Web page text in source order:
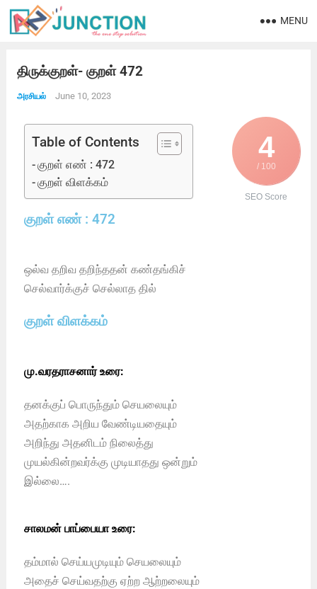
MENU
திருக்குறள்- குறள் 472
அரசியல் June 10, 2023
4
/ 100
SEO Score
Table of Contents
குறள் எண் : 472
குறள் விளக்கம்
குறள் எண் : 472
ஒல்வ தறிவ தறிந்ததன் கண்தங்கிச்
செல்வார்க்குச் செல்லாத தில்
குறள் விளக்கம்
மு.வரதராசனார் உரை:
தனக்குப் பொருந்தும் செயலையும்
அதற்காக அறிய வேண்டியதையும்
அறிந்து அதனிடம் நிலைத்து
முயல்கின்றவர்க்கு முடியாதது ஒன்றும்
இல்லை….
சாலமன் பாப்பையா உரை:
தம்மால் செய்யமுடியும் செயலையும்
அதைச் செய்வதற்கு ஏற்ற ஆற்றலையும்